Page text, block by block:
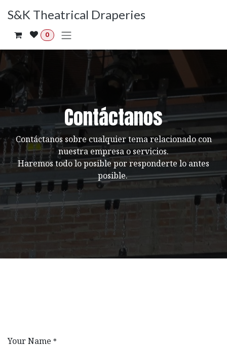
S&K Theatrical Draperies
0
Contáctanos
Contáctanos sobre cualquier tema relacionado con
nuestra empresa o servicios.
Haremos todo lo posible por responderte lo antes
posible.
Your Name *